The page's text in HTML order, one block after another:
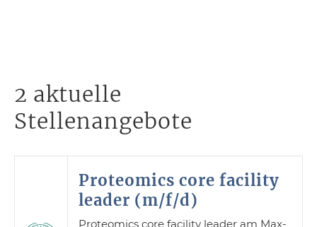
2 aktuelle
Stellenangebote
Proteomics core facility
leader (m/f/d)
Proteomics core facility leader am Max-